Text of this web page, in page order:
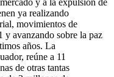
y a la expulsión de
ya realizando
movimientos de
y avanzando sobre la paz
años. La
reúne a 11
de otras tantas